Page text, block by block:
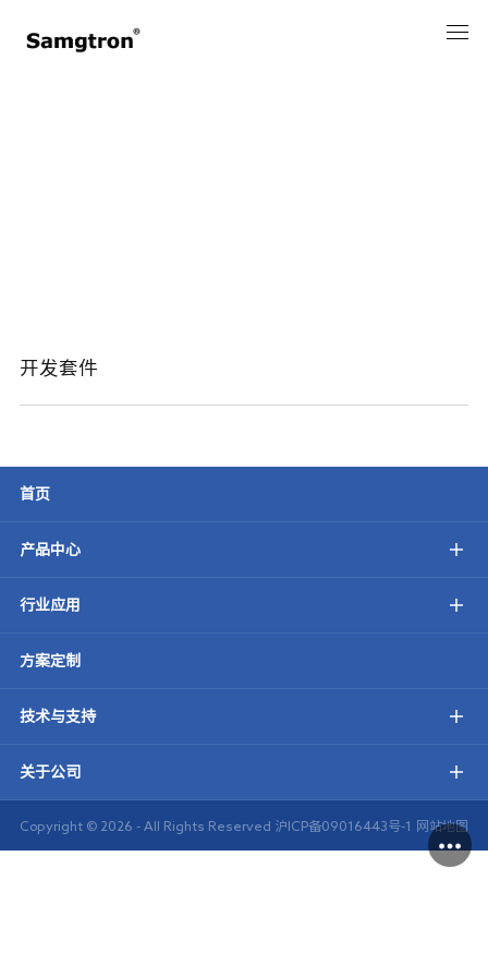
开发套件
首页
产品中心
行业应用
方案定制
技术与支持
关于公司
Copyright © 2026 - All Rights Reserved 沪ICP备09016443号-1 网站地图